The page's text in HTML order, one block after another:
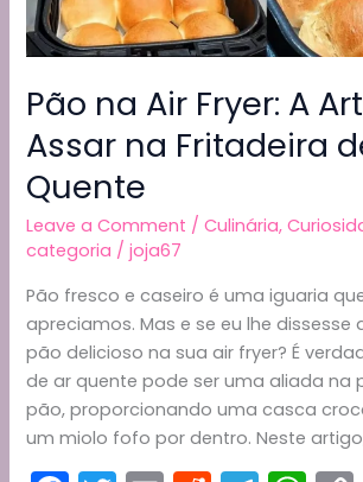
Pão na Air Fryer: A
Assar na Fritadeira
Quente
Leave a Comment /Culinária,
categoria /joja67
Pão fresco e caseiro é uma iguaria
apreciamos. Mas e se eu lhe dissesse
pão delicioso na sua air fryer? É
de ar quente pode ser uma aliada na
pão, proporcionando uma casca
um miolo fofo por dentro. Neste